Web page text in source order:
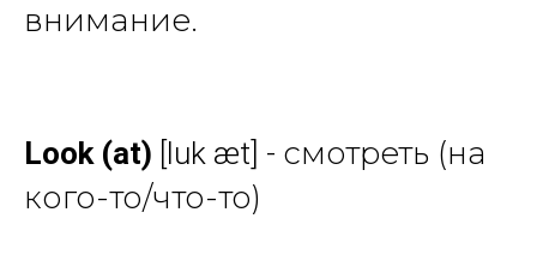
внимание.
Look (at) [luk æt] - смотреть (на
кого-то/что-то)